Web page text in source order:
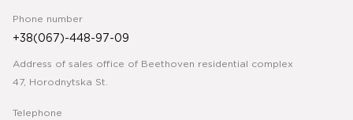
Phone number
+38(067)-448-97-09
Address of sales office of Beethoven residential complex
47, Horodnytska St.
Telephone